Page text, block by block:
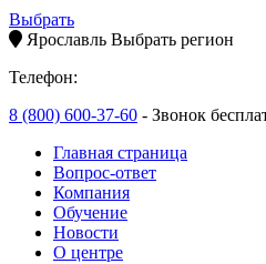
Выбрать
Ярославль Выбрать регион
Телефон:
8 (800) 600-37-60 - Звонок
Главная страница
Вопрос-ответ
Компания
Обучение
Новости
О центре